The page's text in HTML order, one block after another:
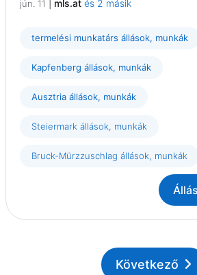
jún. 11 mls.at és 2 másik
termelési munkatárs állások, munkák
Kapfenberg állások, munkák
Ausztria állások, munkák
Steiermark állások, munkák
Bruck-Mürzzuschlag állások, munkák
Következő